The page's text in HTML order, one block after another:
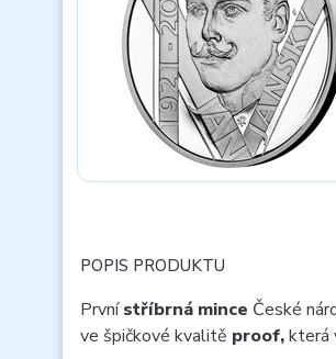
POPIS PRODUKTU
Prvnístříbrná mince České
ve špičkové kvalitě proof,která